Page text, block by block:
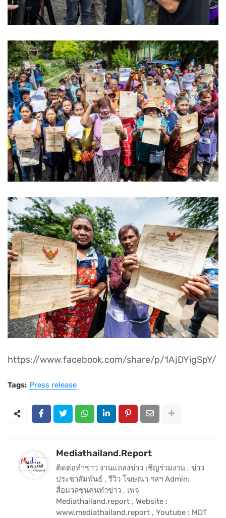
https://www.facebook.com/share/p/1AjDYigSpY/
Tags: Press release
Mediathailand.Report
ติดต่อทำข่าว งานแถลงข่าว เชิญร่วมงาน , ข่าว
ประชาสัมพันธ์ , รีวิว โฆษณา ฯลฯ Admin:
สื่อมวลชนคนทำข่าว , เพจ
Mediathailand.report , Website :
www.mediathailand.report , Youtube : MDT